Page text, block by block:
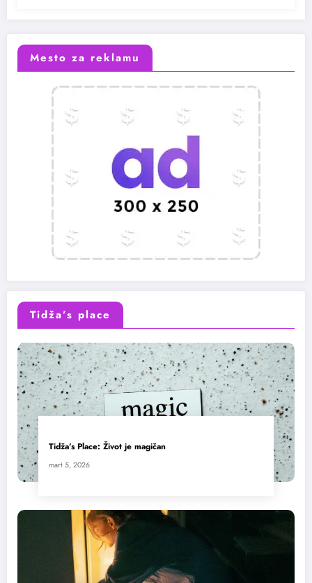
Mesto za reklamu
Tidža’s place
Tidža’s Place: Život je magičan
mart 5, 2026